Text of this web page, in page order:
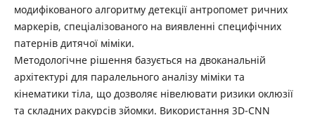
модифікованого алгоритму детекції антропомет ричних
маркерів, спеціалізованого на виявленні специфічних
патернів дитячої міміки.
Методологічне рішення базується на двоканальній
архітектурі для паралельного аналізу міміки та
кінематики тіла, що дозволяє нівелювати ризики оклюзії
та складних ракурсів зйомки. Використання 3D-CNN